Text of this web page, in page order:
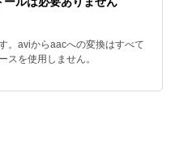
。aviからaacへの変換はすべて
スを使用しません。